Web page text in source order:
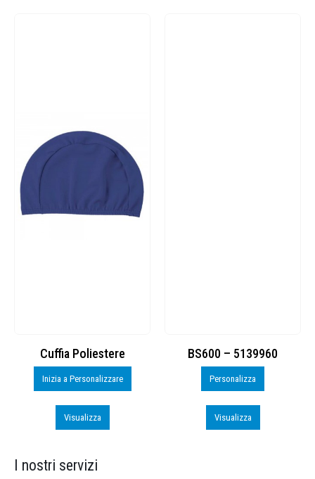
Cuffia Poliestere
Inizia a Personalizzare
Visualizza
BS600 – 5139960
Personalizza
Visualizza
I nostri servizi